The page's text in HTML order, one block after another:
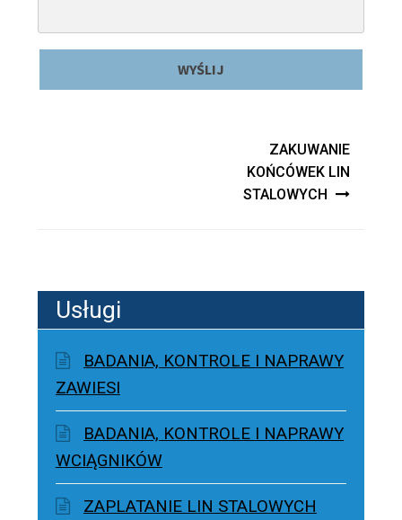
ZAKUWANIE
KOŃCÓWEK LIN
STALOWYCH
Usługi
BADANIA, KONTROLE I NAPRAWY
ZAWIESI
BADANIA, KONTROLE I NAPRAWY
WCIĄGNIKÓW
ZAPLATANIE LIN STALOWYCH